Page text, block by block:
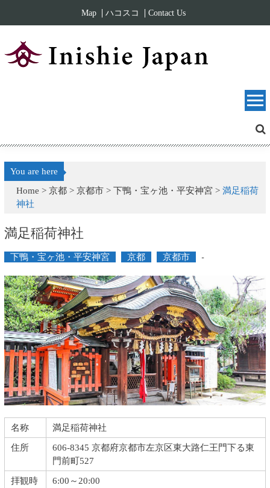
Map ハコスコ Contact Us
You are here
Home > 京都> 京都市> 下鴨・宝ヶ池・平安神宮 > 満足稲荷
神社
満足稲荷神社
下鴨・宝ヶ池・平安神宮 京都 京都市 -
名称 満足稲荷神社
住所
606-8345 京都府京都市左京区東大路仁王門下る東
門前町527
拝観時
6:00～20:00